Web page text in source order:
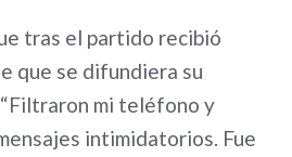
tras el partido recibió
que se difundiera su
mi teléfono y
intimidatorios. Fue